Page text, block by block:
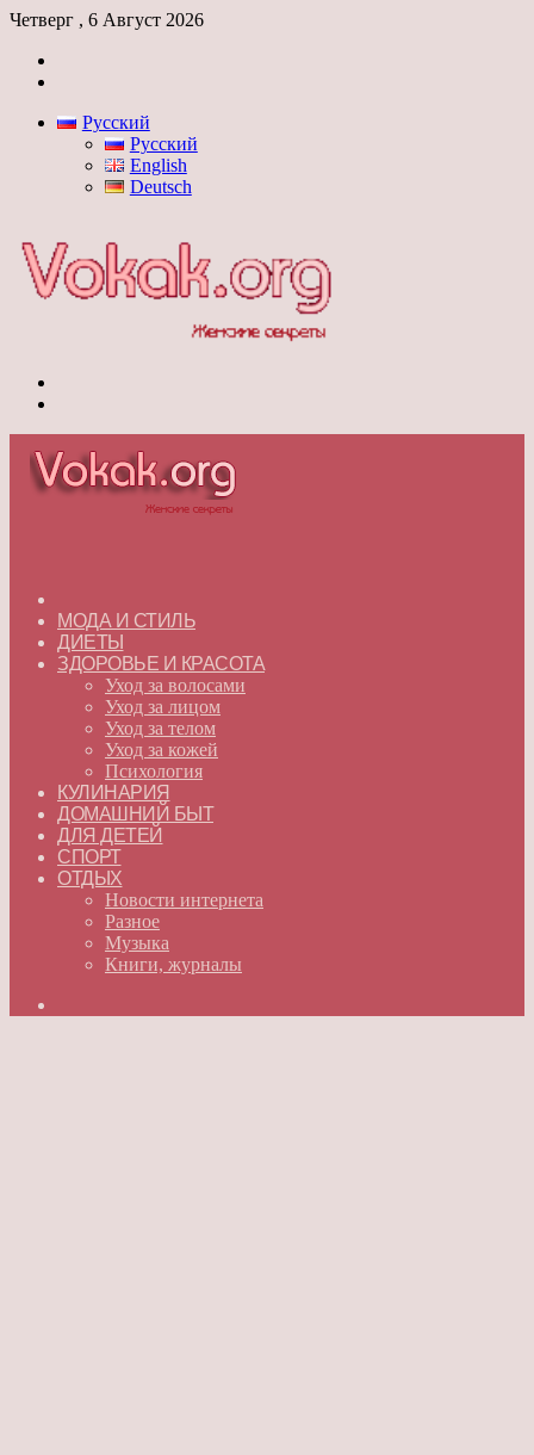
Четверг , 6 Август 2026
Русский
Русский
English
Deutsch
МОДА И СТИЛЬ
ДИЕТЫ
ЗДОРОВЬЕ И КРАСОТА
Уход за волосами
Уход за лицом
Уход за телом
Уход за кожей
Психология
КУЛИНАРИЯ
ДОМАШНИЙ БЫТ
ДЛЯ ДЕТЕЙ
СПОРТ
ОТДЫХ
Новости интернета
Разное
Музыка
Книги, журналы